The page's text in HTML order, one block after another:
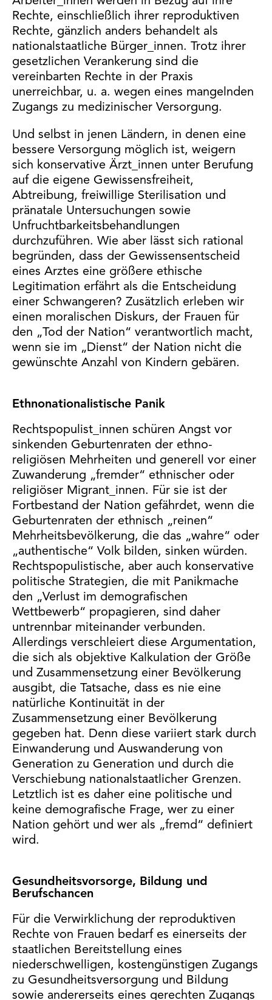
Rechte, einschließlich ihrer reproduktiven
Rechte, gänzlich anders behandelt als
nationalstaatliche Bürger_innen. Trotz ihrer
gesetzlichen Verankerung sind die
vereinbarten Rechte in der Praxis
unerreichbar, u. a. wegen eines mangelnden
Zugangs zu medizinischer Versorgung.
Und selbst in jenen Ländern, in denen eine
bessere Versorgung möglich ist, weigern
sich konservative Ärzt_innen unter Berufung
auf die eigene Gewissensfreiheit,
Abtreibung, freiwillige Sterilisation und
pränatale Untersuchungen sowie
Unfruchtbarkeitsbehandlungen
durchzuführen. Wie aber lässt sich rational
begründen, dass der Gewissensentscheid
eines Arztes eine größere ethische
Legitimation erfährt als die Entscheidung
einer Schwangeren? Zusätzlich erleben wir
einen moralischen Diskurs, der Frauen für
den „Tod der Nation“ verantwortlich macht,
wenn sie im „Dienst“ der Nation nicht die
gewünschte Anzahl von Kindern gebären.
Ethnonationalistische Panik
Rechtspopulist_innen schüren Angst vor
sinkenden Geburtenraten der ethno-
religiösen Mehrheiten und generell vor einer
Zuwanderung „fremder“ ethnischer oder
religiöser Migrant_innen. Für sie ist der
Fortbestand der Nation gefährdet, wenn die
Geburtenraten der ethnisch „reinen“
Mehrheitsbevölkerung, die das „wahre“ oder
„authentische“ Volk bilden, sinken würden.
Rechtspopulistische, aber auch konservative
politische Strategien, die mit Panikmache
den „Verlust im demografischen
Wettbewerb“ propagieren, sind daher
untrennbar miteinander verbunden.
Allerdings verschleiert diese Argumentation,
die sich als objektive Kalkulation der Größe
und Zusammensetzung einer Bevölkerung
ausgibt, die Tatsache, dass es nie eine
natürliche Kontinuität in der
Zusammensetzung einer Bevölkerung
gegeben hat. Denn diese variiert stark durch
Einwanderung und Auswanderung von
Generation zu Generation und durch die
Verschiebung nationalstaatlicher Grenzen.
Letztlich ist es daher eine politische und
keine demografische Frage, wer zu einer
Nation gehört und wer als „fremd“ definiert
wird.
Gesundheitsvorsorge, Bildung und
Berufschancen
Für die Verwirklichung der reproduktiven
Rechte von Frauen bedarf es einerseits der
staatlichen Bereitstellung eines
niederschwelligen, kostengünstigen Zugangs
zu Gesundheitsversorgung und Bildung
sowie andererseits eines gerechten Zugangs